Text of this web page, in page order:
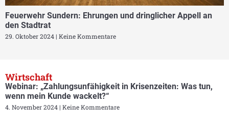
Feuerwehr Sundern: Ehrungen und dringlicher Appell an
den Stadtrat
29. Oktober 2024 Keine Kommentare
Wirtschaft
Webinar: „Zahlungsunfähigkeit in Krisenzeiten: Was tun,
wenn mein Kunde wackelt?“
4. November 2024 Keine Kommentare